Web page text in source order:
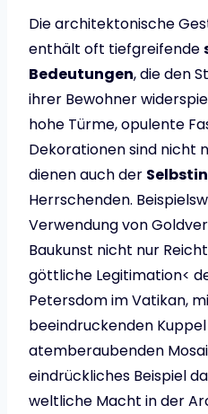
Die architektonische
enthält oft tiefgreifende
Bedeutungen, die den
ihrer Bewohner
hohe Türme, opulente
Dekorationen sind nicht
dienen auch der
Herrschenden.
Verwendung von
Baukunst nicht nur
göttliche Legitimation<
Petersdom im Vatikan,
beeindruckenden
atemberaubenden
eindrückliches Beispiel
weltliche Macht in der